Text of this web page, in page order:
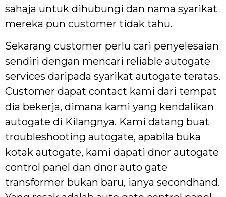
sahaja untuk dihubungi dan nama syarikat
mereka pun customer tidak tahu.
Sekarang customer perlu cari penyelesaian
sendiri dengan mencari reliable autogate
services daripada syarikat autogate teratas.
Customer dapat contact kami dari tempat
dia bekerja, dimana kami yang kendalikan
autogate di Kilangnya. Kami datang buat
troubleshooting autogate, apabila buka
kotak autogate, kami dapati dnor autogate
control panel dan dnor auto gate
transformer bukan baru, ianya secondhand.